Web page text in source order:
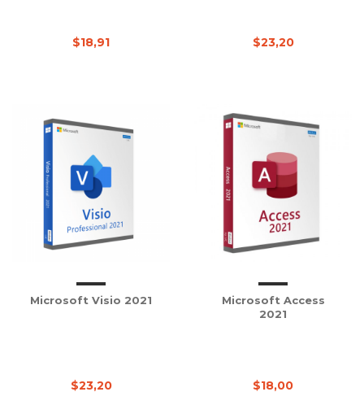
$18,91 $23,20
Microsoft Visio 2021
$23,20
Microsoft Access
2021
$18,00